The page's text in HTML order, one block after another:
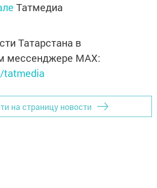
Татмедиа
Татарстана в
мессенджере MАХ:
tatmedia
на страницу новости